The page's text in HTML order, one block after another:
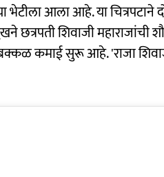
भेटीला आला आहे. या
शिवाजी महाराजांची
कमाई सुरू आहे. 'राजा